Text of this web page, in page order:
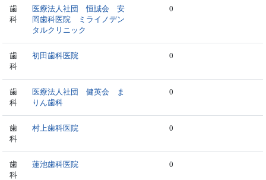
歯
科
医療法人社団 恒誠会 安
岡歯科医院 ミライノデン
タルクリニック
0
歯
科
初田歯科医院 0
歯
科
医療法人社団 健英会 ま
りん歯科
0
歯
科
村上歯科医院 0
歯
科
蓮池歯科医院 0